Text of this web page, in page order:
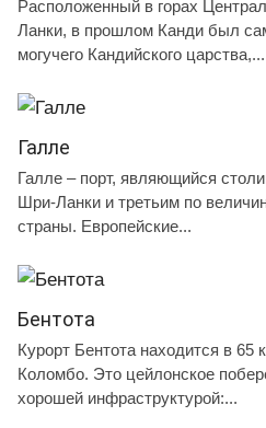
Расположенный в горах
Ланки, в прошлом Канди был
могучего Кандийского царства,...
Галле
Галле – порт, являющийся
Шри-Ланки и третьим по
страны. Европейские...
Бентота
Курорт Бентота находится в 65
Коломбо. Это цейлонское
хорошей инфраструктурой:...